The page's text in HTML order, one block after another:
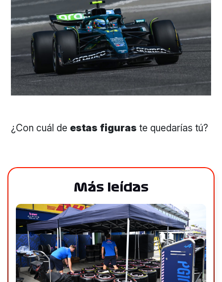
¿Con cuál de estas figuras te quedarías tú?
Más leídas